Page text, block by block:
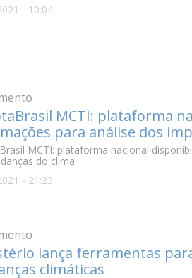
- 10:04
MCTI: plataforma
para análise dos
MCTI: plataforma nacional
do clima
- 21:23
lança ferramentas
climáticas